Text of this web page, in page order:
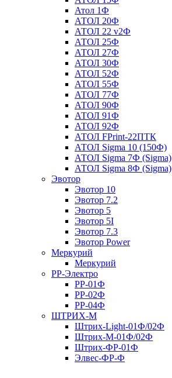
Атол 1Ф
АТОЛ 20Ф
АТОЛ 22 v2Ф
АТОЛ 25Ф
АТОЛ 27Ф
АТОЛ 30Ф
АТОЛ 52Ф
АТОЛ 55Ф
АТОЛ 77Ф
АТОЛ 90Ф
АТОЛ 91Ф
АТОЛ 92Ф
АТОЛ FPrint-22ПТК
АТОЛ Sigma 10 (150Ф)
АТОЛ Sigma 7Ф (Sigma)
АТОЛ Sigma 8Ф (Sigma)
Эвотор
Эвотор 10
Эвотор 7.2
Эвотор 5
Эвотор 5I
Эвотор 7.3
Эвотор Power
Меркурий
Меркурий
РР-Электро
РР-01Ф
РР-02Ф
РР-04Ф
ШТРИХ-М
Штрих-Light-01Ф/02Ф
Штрих-М-01Ф/02Ф
Штрих-ФР-01Ф
Элвес-ФР-Ф